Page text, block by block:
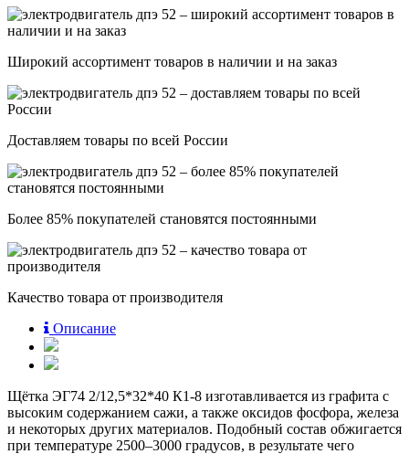
Широкий ассортимент товаров в наличии и на заказ
Доставляем товары по всей России
Более 85% покупателей становятся постоянными
Качество товара от производителя
Описание
Щётка ЭГ74 2/12,5*32*40 К1-8 изготавливается из графита с
высоким содержанием сажи, а также оксидов фосфора, железа
и некоторых других материалов. Подобный состав обжигается
при температуре 2500–3000 градусов, в результате чего